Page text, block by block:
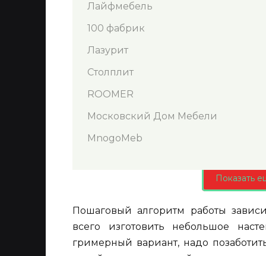
Лайфмебель
100 фабрик
Лазурит
Столплит
ROOMER
Московский Дом Мебели
MnogoMeb
Показать
Пошаговый алгоритм работы
всего изготовить небольшое
гримерный вариант, надо